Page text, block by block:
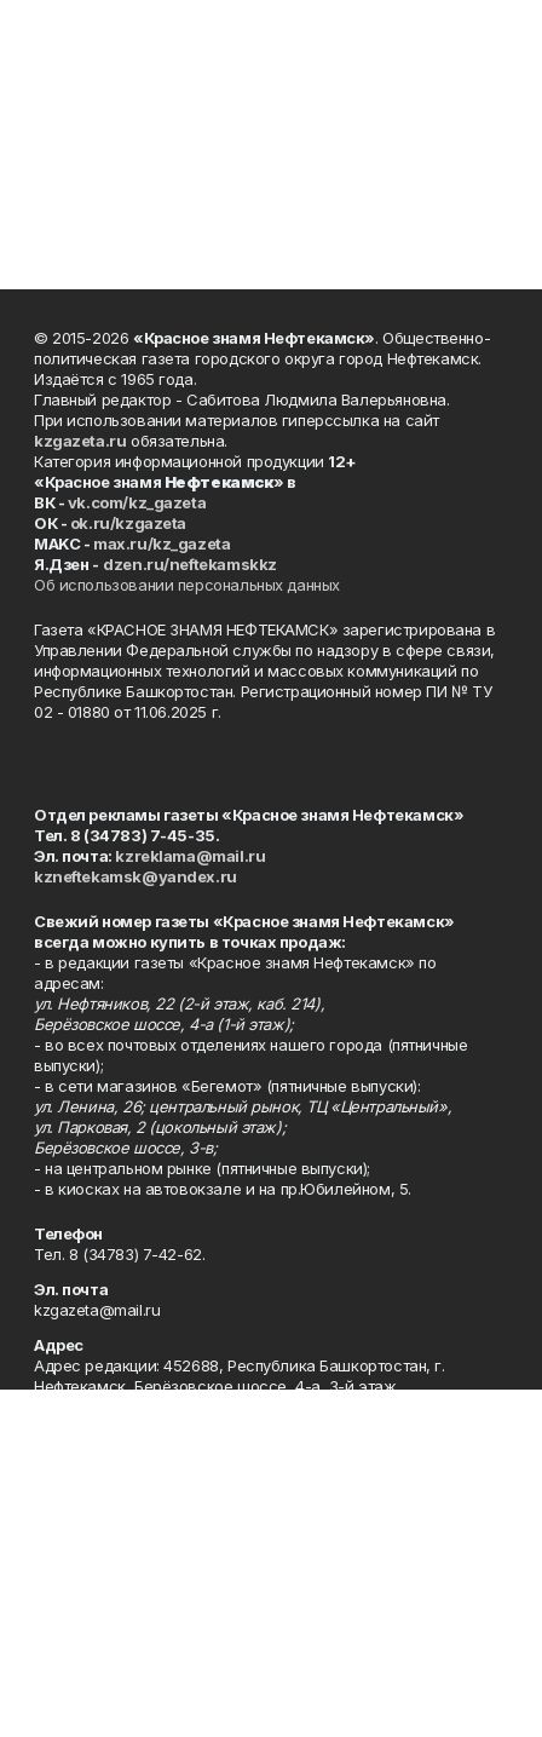
© 2015-2026 «Красное знамя Нефтекамск». Общественно-
политическая газета городского округа город Нефтекамск.
Издаётся с 1965 года.
Главный редактор - Сабитова Людмила Валерьяновна.
При использовании материалов гиперссылка на сайт
kzgazeta.ru обязательна.
Категория информационной продукции 12+
«Красное знамя Нефтекамск» в
ВК -vk.com/kz_gazeta
ОК - ok.ru/kzgazeta
MAKC - max.ru/kz_gazeta
Я.Дзен - dzen.ru/neftekamskkz
Об использовании персональных данных
Газета «КРАСНОЕ ЗНАМЯ НЕФТЕКАМСК» зарегистрирована в
Управлении Федеральной службы по надзору в сфере связи,
информационных технологий и массовых коммуникаций по
Республике Башкортостан. Регистрационный номер ПИ № ТУ
02 - 01880 от 11.06.2025 г.
Отдел рекламы газеты «Красное знамя Нефтекамск»
Тел. 8 (34783) 7-45-35.
Эл. почта: kzreklama@mail.ru
kzneftekamsk@yandex.ru
Свежий номер газеты «Красное знамя Нефтекамск»
всегда можно купить в точках продаж:
- в редакции газеты «Красное знамя Нефтекамск» по
адресам:
ул. Нефтяников, 22 (2-й этаж, каб. 214),
Берёзовское шоссе, 4-а (1-й этаж);
- во всех почтовых отделениях нашего города (пятничные
выпуски);
- в сети магазинов «Бегемот» (пятничные выпуски):
ул. Ленина, 26; центральный рынок, ТЦ «Центральный»,
ул. Парковая, 2 (цокольный этаж);
Берёзовское шоссе, 3-в;
- на центральном рынке (пятничные выпуски);
- в киосках на автовокзале и на пр.Юбилейном, 5.
Телефон
Тел. 8 (34783) 7-42-62.
Эл. почта
kzgazeta@mail.ru
Адрес
Адрес редакции: 452688, Республика Башкортостан, г.
Нефтекамск, Берёзовское шоссе, 4-а, 3-й этаж.